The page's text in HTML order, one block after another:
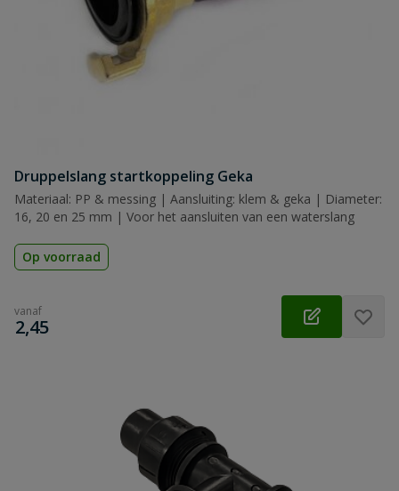
Druppelslang startkoppeling Geka
Materiaal: PP & messing | Aansluiting: klem & geka | Diameter:
16, 20 en 25 mm | Voor het aansluiten van een waterslang
Op voorraad
vanaf
€
2,45